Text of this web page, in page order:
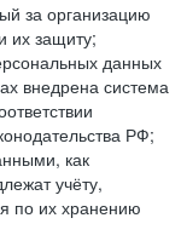
за организацию
их защиту;
данных
внедрена система
РФ;
как
учёту,
по их хранению